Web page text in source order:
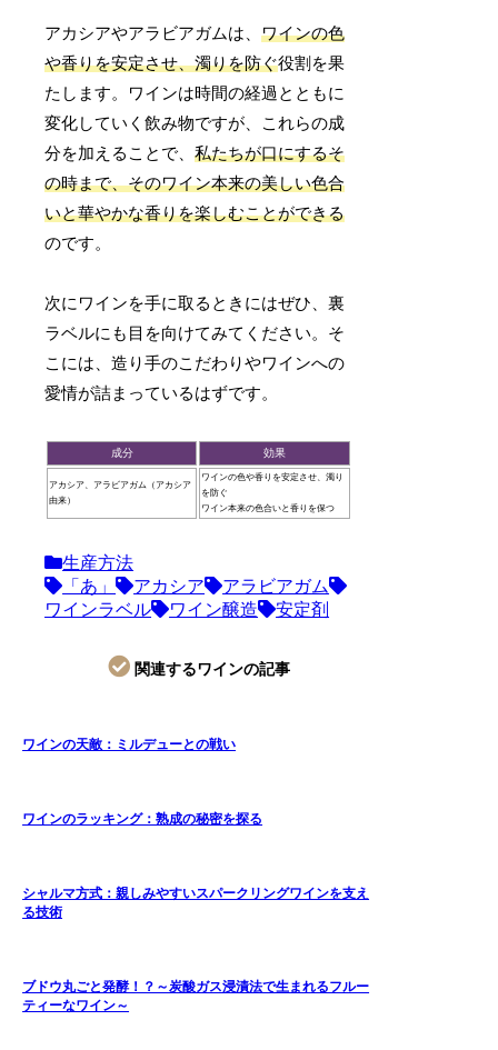
アカシアやアラビアガムは、ワインの色
や香りを安定させ、濁りを防ぐ役割を果
たします。ワインは時間の経過とともに
変化していく飲み物ですが、これらの成
分を加えることで、私たちが口にするそ
の時まで、そのワイン本来の美しい色合
いと華やかな香りを楽しむことができる
のです。
次にワインを手に取るときにはぜひ、裏
ラベルにも目を向けてみてください。そ
こには、造り手のこだわりやワインへの
愛情が詰まっているはずです。
成分 効果
アカシア、アラビアガム（アカシア
由来）
ワインの色や香りを安定させ、濁り
を防ぐ
ワイン本来の色合いと香りを保つ
生産方法
「あ」
アカシア
アラビアガム
ワインラベル
ワイン醸造 安定剤
関連するワインの記事
ワインの天敵：ミルデューとの戦い
ワインのラッキング：熟成の秘密を探る
シャルマ方式：親しみやすいスパークリングワインを支え
る技術
ブドウ丸ごと発酵！？～炭酸ガス浸漬法で生まれるフルー
ティーなワイン～